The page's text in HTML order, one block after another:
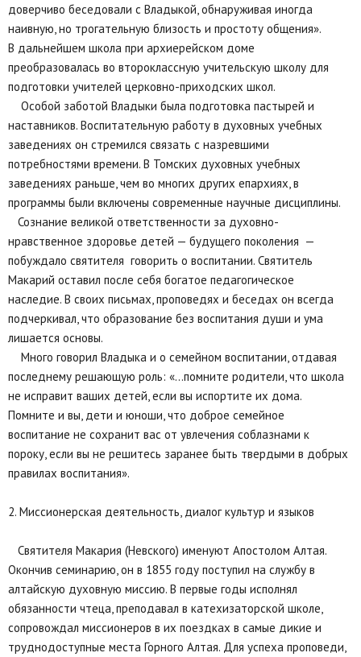
доверчиво беседовали с Владыкой, обнаруживая иногда
наивную, но трогательную близость и простоту общения».
В дальнейшем школа при архиерейском доме
преобразовалась во второклассную учительскую школу для
подготовки учителей церковно-приходских школ.
Особой заботой Владыки была подготовка пастырей и
наставников. Воспитательную работу в духовных учебных
заведениях он стремился связать с назревшими
потребностями времени. В Томских духовных учебных
заведениях раньше, чем во многих других епархиях, в
программы были включены современные научные дисциплины.
Сознание великой ответственности за духовно-
нравственное здоровье детей — будущего поколения —
побуждало святителя говорить о воспитании. Святитель
Макарий оставил после себя богатое педагогическое
наследие. В своих письмах, проповедях и беседах он всегда
подчеркивал, что образование без воспитания души и ума
лишается основы.
Много говорил Владыка и о семейном воспитании, отдавая
последнему решающую роль: «…помните родители, что школа
не исправит ваших детей, если вы испортите их дома.
Помните и вы, дети и юноши, что доброе семейное
воспитание не сохранит вас от увлечения соблазнами к
пороку, если вы не решитесь заранее быть твердыми в добрых
правилах воспитания».
2. Миссионерская деятельность, диалог культур и языков
Святителя Макария (Невского) именуют Апостолом Алтая.
Окончив семинарию, он в 1855 году поступил на службу в
алтайскую духовную миссию. В первые годы исполнял
обязанности чтеца, преподавал в катехизаторской школе,
сопровождал миссионеров в их поездках в самые дикие и
труднодоступные места Горного Алтая. Для успеха проповеди,